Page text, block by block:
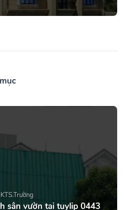
KTS.Trường
sân vườn tại tuylip 0443